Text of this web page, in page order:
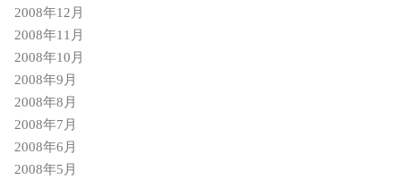
2008年12月
2008年11月
2008年10月
2008年9月
2008年8月
2008年7月
2008年6月
2008年5月